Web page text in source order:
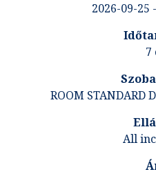
2026-09-25
7
ROOM STANDARD
All